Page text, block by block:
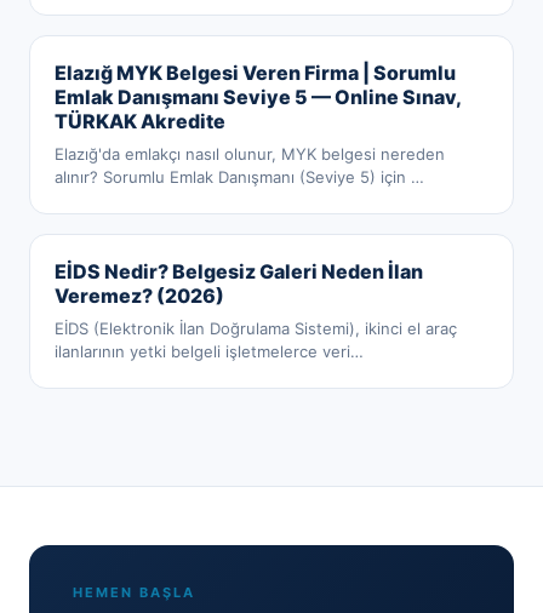
Elazığ MYK Belgesi Veren Firma | Sorumlu
Emlak Danışmanı Seviye 5 — Online Sınav,
TÜRKAK Akredite
Elazığ'da emlakçı nasıl olunur, MYK belgesi nereden
alınır? Sorumlu Emlak Danışmanı (Seviye 5) için …
EİDS Nedir? Belgesiz Galeri Neden İlan
Veremez? (2026)
EİDS (Elektronik İlan Doğrulama Sistemi), ikinci el araç
ilanlarının yetki belgeli işletmelerce veri…
HEMEN BAŞLA